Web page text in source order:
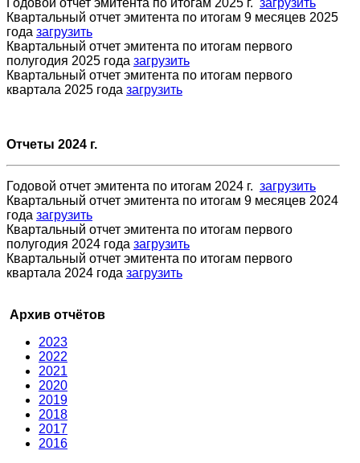
Годовой отчет эмитента по итогам 2025 г. загрузить
Квартальный отчет эмитента по итогам 9 месяцев 2025
года загрузить
Квартальный отчет эмитента по итогам первого
полугодия 2025 года загрузить
Квартальный отчет эмитента по итогам первого
квартала 2025 года загрузить
Отчеты 2024 г.
Годовой отчет эмитента по итогам 2024 г. загрузить
Квартальный отчет эмитента по итогам 9 месяцев 2024
года загрузить
Квартальный отчет эмитента по итогам первого
полугодия 2024 года загрузить
Квартальный отчет эмитента по итогам первого
квартала 2024 года загрузить
Архив отчётов
2023
2022
2021
2020
2019
2018
2017
2016